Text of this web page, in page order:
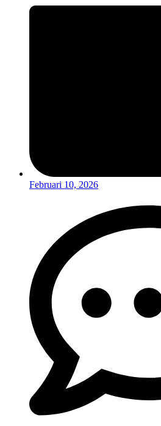
Februari 10, 2026